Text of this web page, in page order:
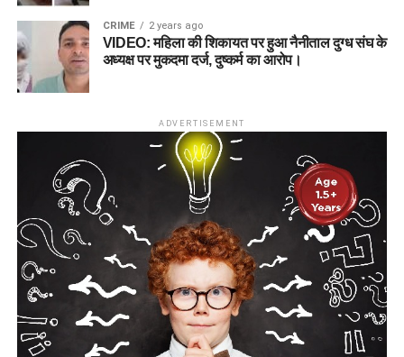
CRIME 2 years ago
VIDEO: महिला की शिकायत पर हुआ नैनीताल दुग्ध संघ के
अध्यक्ष पर मुकदमा दर्ज, दुष्कर्म का आरोप।
ADVERTISEMENT